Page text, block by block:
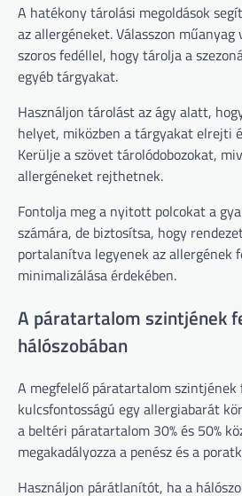
A hatékony tárolási megoldások
az allergéneket. Válasszon
szoros fedéllel, hogy tárolja a
egyéb tárgyakat.
Használjon tárolást az ágy alatt,
helyet, miközben a tárgyakat elrejti
Kerülje a szövet tárolódobozokat,
allergéneket rejthetnek.
Fontolja meg a nyitott polcokat a
számára, de biztosítsa, hogy
portalanítva legyenek az allergének
minimalizálása érdekében.
A páratartalom szintjének
hálószobában
A megfelelő páratartalom
kulcsfontosságú egy allergiabarát
a beltéri páratartalom 30% és 50%
megakadályozza a penész és a
Használjon párátlanítót, ha a